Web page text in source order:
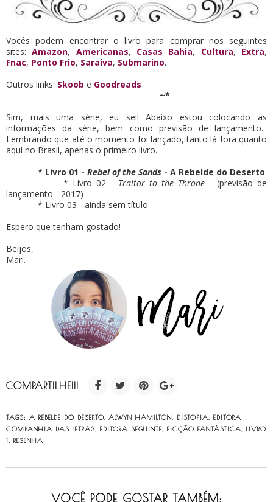
Vocês podem encontrar o livro para comprar nos seguintes
sites:Amazon, Americanas, Casas Bahia, Cultura, Extra,
Fnac, Ponto Frio, Saraiva, Submarino.
Outros links: Skoob e Goodreads
~*
Sim, mais uma série, eu sei! Abaixo estou colocando as
informações da série, bem como previsão de lançamento...
Lembrando que até o momento foi lançado, tanto lá fora quanto
aqui no Brasil, apenas o primeiro livro.
* Livro 01 - Rebel of the Sands - A Rebelde do Deserto
* Livro 02 - Traitor to the Throne - (previsão de
lançamento - 2017)
* Livro 03 - ainda sem título
Espero que tenham gostado!
Beijos,
Mari.
COMPARTILHE!!!
TAGS: A REBELDE DO DESERTO ALWYN HAMILTON DISTOPIA
EDITORA
COMPANHIA DAS LETRAS
EDITORA SEGUINTE FICÇÃO FANTÁSTICA
LIVRO
1
RESENHA
VOCÊ PODE GOSTAR TAMBÉM: